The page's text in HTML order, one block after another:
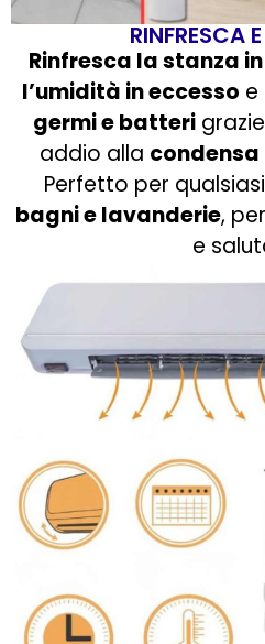
RINFRESCA
Rinfresca la stanza
l’umidità in eccesso e
germi e batterigrazie
addio alla condensa
Perfetto per
bagni e lavanderie,
e